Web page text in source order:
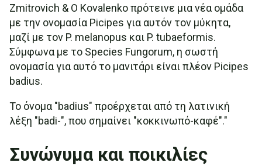
Zmitrovich & Ο Kovalenko πρότεινε μια νέα ομάδα
με την ονομασία Picipes για αυτόν τον μύκητα,
μαζί με τον P. melanopus και P. tubaeformis.
Σύμφωνα με το Species Fungorum, η σωστή
ονομασία για αυτό το μανιτάρι είναι πλέον Picipes
badius.
Το όνομα "badius" προέρχεται από τη λατινική
λέξη "badi-", που σημαίνει "κοκκινωπό-καφέ"."
Συνώνυμα και ποικιλίες